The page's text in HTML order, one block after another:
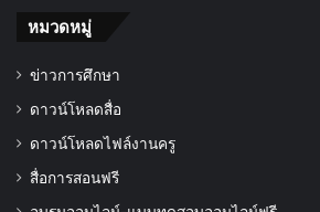
หมวดหมู่
ข่าวการศึกษา
ดาวน์โหลดสื่อ
ดาวน์โหลดไฟล์งานครู
สื่อการสอนฟรี